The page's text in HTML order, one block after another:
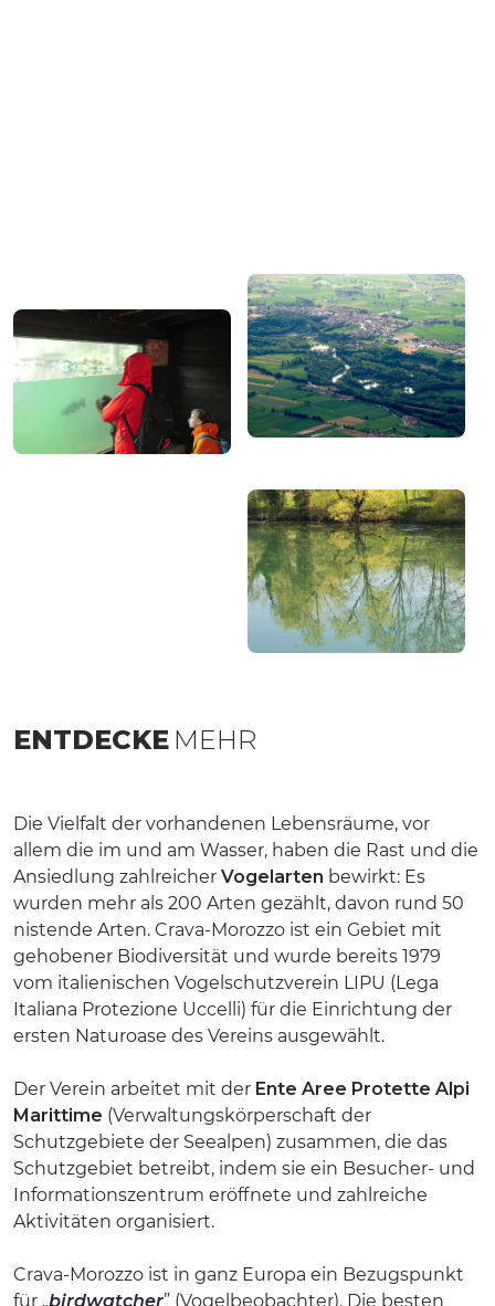
ENTDECKE MEHR
Die Vielfalt der vorhandenen Lebensräume, vor
allem die im und am Wasser, haben die Rast und die
Ansiedlung zahlreicher Vogelarten bewirkt: Es
wurden mehr als 200 Arten gezählt, davon rund 50
nistende Arten. Crava-Morozzo ist ein Gebiet mit
gehobener Biodiversität und wurde bereits 1979
vom italienischen Vogelschutzverein LIPU (Lega
Italiana Protezione Uccelli) für die Einrichtung der
ersten Naturoase des Vereins ausgewählt.
Der Verein arbeitet mit der Ente Aree Protette Alpi
Marittime (Verwaltungskörperschaft der
Schutzgebiete der Seealpen) zusammen, die das
Schutzgebiet betreibt, indem sie ein Besucher- und
Informationszentrum eröffnete und zahlreiche
Aktivitäten organisiert.
Crava-Morozzo ist in ganz Europa ein Bezugspunkt
für „birdwatcher” (Vogelbeobachter). Die besten